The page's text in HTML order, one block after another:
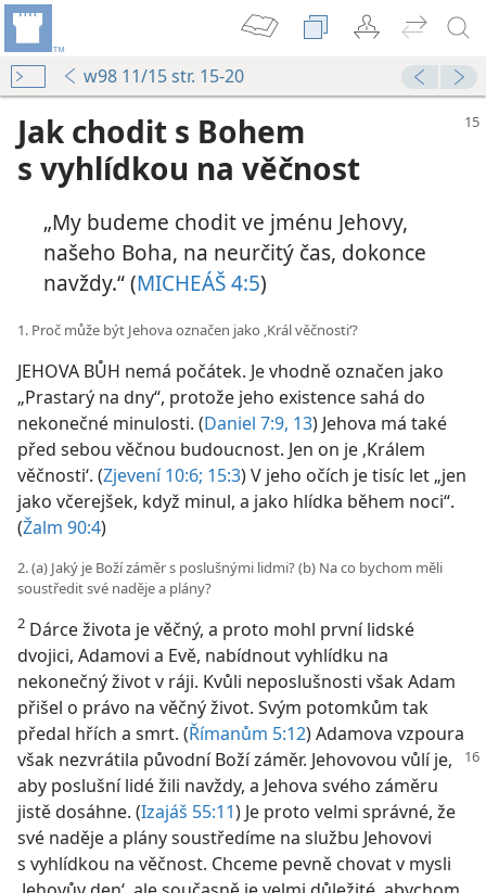
w98 11/15 str. 15-20
Jak chodit s Bohem
s vyhlídkou na věčnost
„My budeme chodit ve jménu Jehovy,
našeho Boha, na neurčitý čas, dokonce
navždy.“ (MICHEÁŠ 4:5)
1. Proč může být Jehova označen jako ‚Král věčnosti‘?
JEHOVA BŮH nemá počátek. Je vhodně označen jako
„Prastarý na dny“, protože jeho existence sahá do
nekonečné minulosti. (Daniel 7:9, 13) Jehova má také
před sebou věčnou budoucnost. Jen on je ‚Králem
věčnosti‘. (Zjevení 10:6; 15:3) V jeho očích je tisíc let „jen
jako včerejšek, když minul, a jako hlídka během noci“.
(Žalm 90:4)
2. (a) Jaký je Boží záměr s poslušnými lidmi? (b) Na co bychom měli
soustředit své naděje a plány?
2 Dárce života je věčný, a proto mohl první lidské
dvojici, Adamovi a Evě, nabídnout vyhlídku na
nekonečný život v ráji. Kvůli neposlušnosti však Adam
přišel o právo na věčný život. Svým potomkům tak
předal hřích a smrt. (Římanům 5:12) Adamova vzpoura
však nezvrátila původní Boží záměr. Jehovovou vůlí je,
aby poslušní lidé žili navždy, a Jehova svého záměru
jistě dosáhne. (Izajáš 55:11) Je proto velmi správné, že
své naděje a plány soustředíme na službu Jehovovi
s vyhlídkou na věčnost. Chceme pevně chovat v mysli